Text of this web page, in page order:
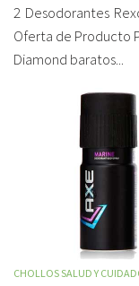
2 Desodorantes
Oferta de Producto
Diamond baratos...
CHOLLOS SALUD Y